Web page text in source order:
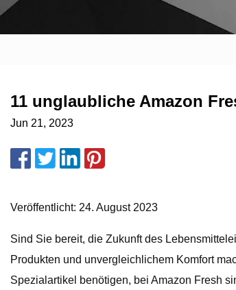
11 unglaubliche Amazon
Jun 21, 2023
Veröffentlicht: 24. August 2023
Sind Sie bereit, die Zukunft des
Produkten und unvergleichlichem Komfort
Spezialartikel benötigen, bei Amazon Fresh